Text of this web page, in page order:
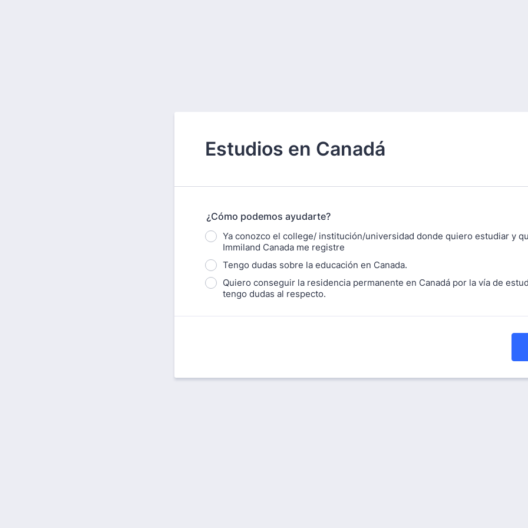
Estudios en Canadá
¿Cómo podemos ayudarte?
Ya conozco el college/ institución/universidad donde quiero estudiar y
Immiland Canada me registre
Tengo dudas sobre la educación en Canada.
Quiero conseguir la residencia permanente en Canadá por la vía de
tengo dudas al respecto.